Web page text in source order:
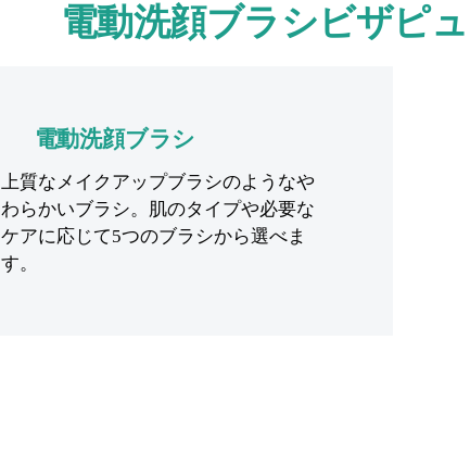
電動洗顔ブラシビザピ
電動洗顔ブラシ
上質なメイクアップブラシのようなや
わらかいブラシ。肌のタイプや必要な
ケアに応じて5つのブラシから選べま
す。